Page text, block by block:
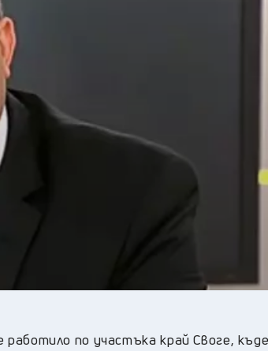
°C
30°C
°C
31°C
°C
°C
°C
по участъка край Своге,